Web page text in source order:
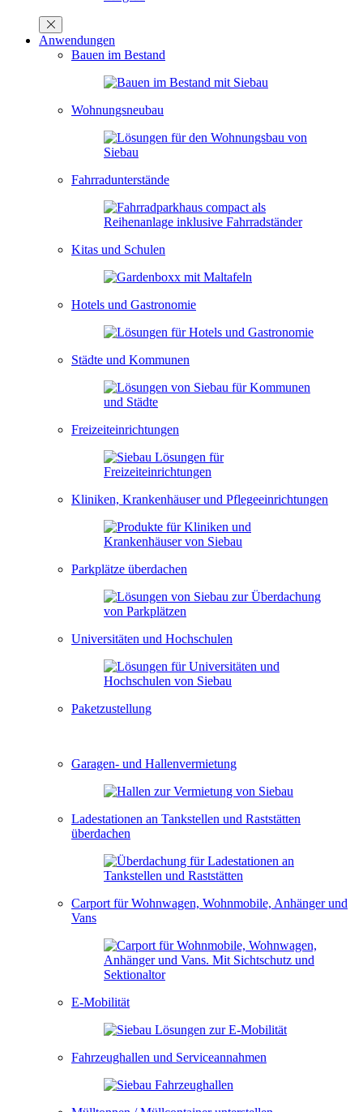
Anwendungen
Bauen im Bestand
Wohnungsneubau
Fahrradunterstände
Kitas und Schulen
Hotels und Gastronomie
Städte und Kommunen
Freizeiteinrichtungen
Kliniken, Krankenhäuser und Pflegeeinrichtungen
Parkplätze überdachen
Universitäten und Hochschulen
Paketzustellung
Garagen- und Hallenvermietung
Ladestationen an Tankstellen und Raststätten
überdachen
Carport für Wohnwagen, Wohnmobile, Anhänger und
Vans
E-Mobilität
Fahrzeughallen und Serviceannahmen